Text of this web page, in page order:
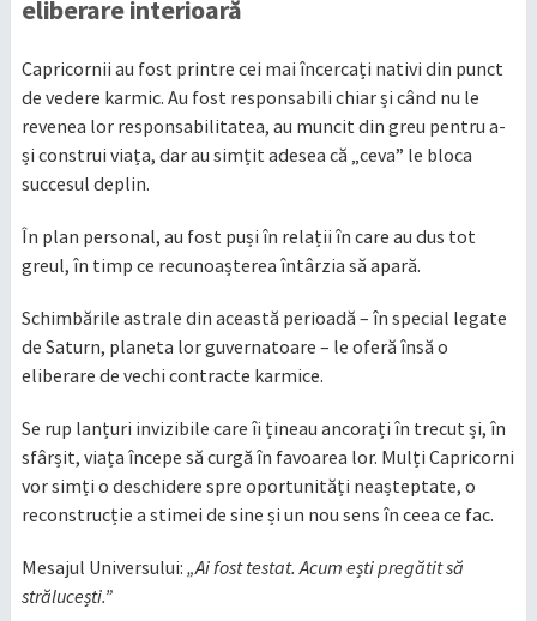
eliberare interioară
Capricornii au fost printre cei mai încercați nativi din punct
de vedere karmic. Au fost responsabili chiar și când nu le
revenea lor responsabilitatea, au muncit din greu pentru a-
și construi viața, dar au simțit adesea că „ceva” le bloca
succesul deplin.
În plan personal, au fost puși în relații în care au dus tot
greul, în timp ce recunoașterea întârzia să apară.
Schimbările astrale din această perioadă – în special legate
de Saturn, planeta lor guvernatoare – le oferă însă o
eliberare de vechi contracte karmice.
Se rup lanțuri invizibile care îi țineau ancorați în trecut și, în
sfârșit, viața începe să curgă în favoarea lor. Mulți Capricorni
vor simți o deschidere spre oportunități neașteptate, o
reconstrucție a stimei de sine și un nou sens în ceea ce fac.
Mesajul Universului: „Ai fost testat. Acum ești pregătit să
strălucești.”